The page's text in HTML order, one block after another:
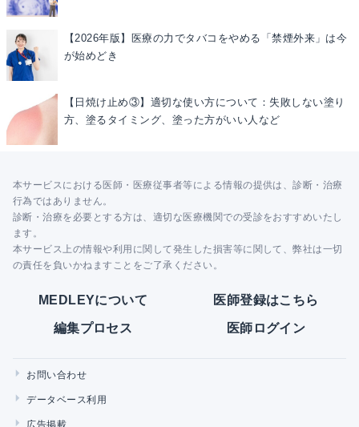
【2026年版】医療の力でタバコをやめる「禁煙外来」は今
が始めどき
【日焼け止め③】適切な使い方について：失敗しない塗り
方、塗るタイミング、塗った方がいい人など
本サービスにおける医師・医療従事者等による情報の提供は、診断・治療
行為ではありません。
診断・治療を必要とする方は、適切な医療機関での受診をおすすめいたし
ます。
本サービス上の情報や利用に関して発生した損害等に関して、弊社は一切
の責任を負いかねますことをご了承ください。
MEDLEYについて 医師登録はこちら
編集プロセス 医師ログイン
お問い合わせ
データベース利用